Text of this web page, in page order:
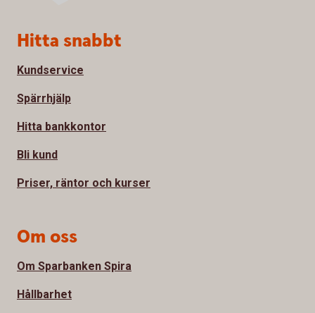
Sidfot
Hitta snabbt
Kundservice
Spärrhjälp
Hitta bankkontor
Bli kund
Priser, räntor och kurser
Om oss
Om Sparbanken Spira
Hållbarhet